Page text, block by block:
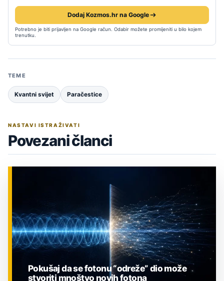
Dodaj Kozmos.hr na Google
Potrebno je biti prijavljen na Google račun. Odabir možete promijeniti u bilo kojem
trenutku.
TEME
Kvantni svijet Paračestice
NASTAVI ISTRAŽIVATI
Povezani članci
Pokušaj da se fotonu “odreže” dio može
stvoriti mnoštvo novih fotona